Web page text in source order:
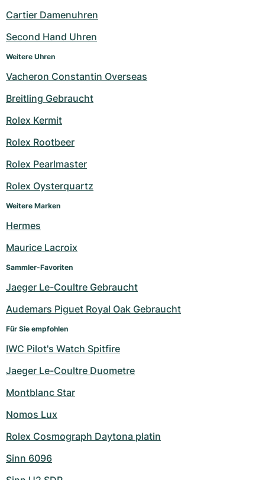
Cartier Damenuhren
Second Hand Uhren
Weitere Uhren
Vacheron Constantin Overseas
Breitling Gebraucht
Rolex Kermit
Rolex Rootbeer
Rolex Pearlmaster
Rolex Oysterquartz
Weitere Marken
Hermes
Maurice Lacroix
Sammler-Favoriten
Jaeger Le-Coultre Gebraucht
Audemars Piguet Royal Oak Gebraucht
Für Sie empfohlen
IWC Pilot's Watch Spitfire
Jaeger Le-Coultre Duometre
Montblanc Star
Nomos Lux
Rolex Cosmograph Daytona platin
Sinn 6096